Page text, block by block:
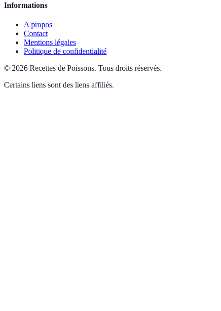
Informations
A propos
Contact
Mentions légales
Politique de confidentialité
© 2026 Recettes de Poissons. Tous droits réservés.
Certains liens sont des liens affiliés.